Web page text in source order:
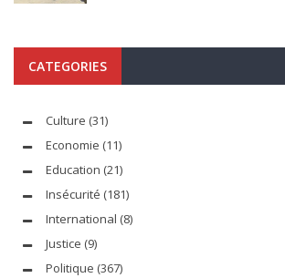
CATEGORIES
Culture (31)
Economie (11)
Education (21)
Insécurité (181)
International (8)
Justice (9)
Politique (367)